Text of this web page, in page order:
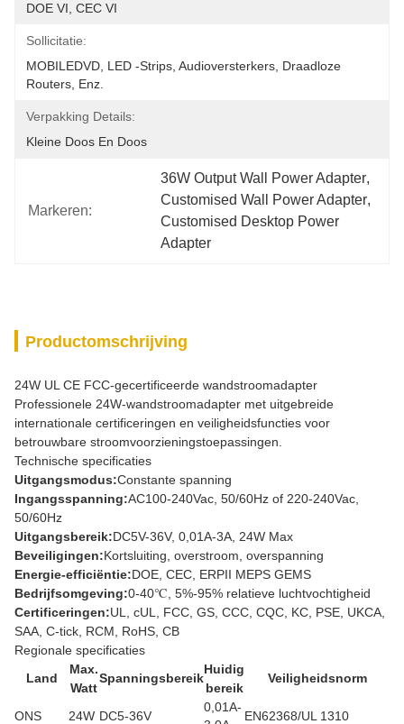
DOE VI, CEC VI
Sollicitatie:
MOBILEDVD, LED -strips, Audioversterkers, Draadloze
Routers, Enz.
Verpakking Details:
Kleine Doos En Doos
Markeren:
36W Output Wall Power Adapter,
Customised Wall Power Adapter
Customised Desktop Power
Adapter
Productomschrijving
24W UL CE FCC-gecertificeerde wandstroomadapter
Professionele 24W-wandstroomadapter met uitgebreide
internationale certificeringen en veiligheidsfuncties voor
betrouwbare stroomvoorzieningstoepassingen.
Technische specificaties
Uitgangsmodus:Constante spanning
Ingangsspanning:AC100-240Vac, 50/60Hz of 220-240Vac,
50/60Hz
Uitgangsbereik:DC5V-36V, 0,01A-3A, 24W Max
Beveiligingen:Kortsluiting, overstroom, overspanning
Energie-efficiëntie:DOE, CEC, ERPII MEPS GEMS
Bedrijfsomgeving:0-40℃, 5%-95% relatieve luchtvochtigheid
Certificeringen:UL, cUL, FCC, GS, CCC, CQC, KC, PSE, UKCA,
SAA, C-tick, RCM, RoHS, CB
Regionale specificaties
Land
Max.
Watt
Spanningsbereik
Huidig
​​bereik
Veiligheidsnorm
ONS 24W DC5-36V
0,01A-
EN62368/UL 1310